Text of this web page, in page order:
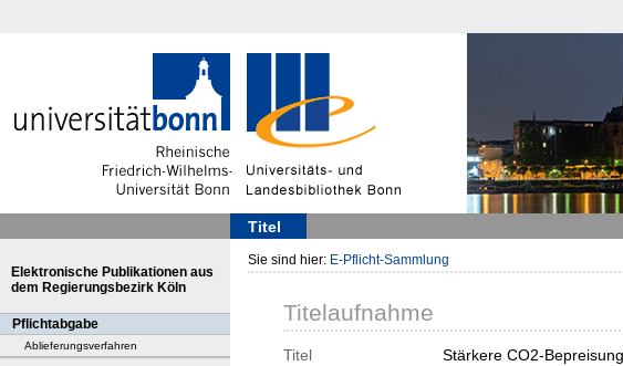
Titel
Elektronische Publikationen aus
dem Regierungsbezirk Köln
Pflichtabgabe
Ablieferungsverfahren
Sie sind hier: E-Pflicht-Sammlung
Titelaufnahme
Titel
Stärkere CO2-